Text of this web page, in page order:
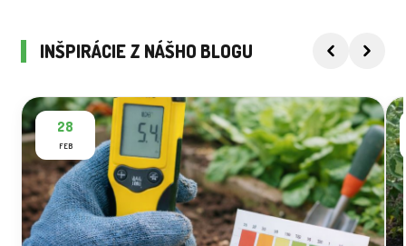
INŠPIRÁCIE Z NÁŠHO BLOGU
28
FEB